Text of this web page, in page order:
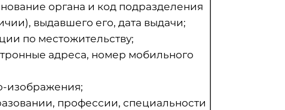
органа и код подразделения
выдавшего его, дата выдачи;
по местожительству;
адреса, номер мобильного
изображения;
профессии, специальности